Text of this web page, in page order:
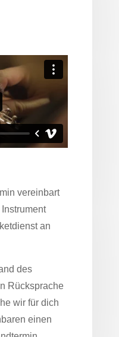
vereinbart
an
des
Rücksprache
wir für dich
einen